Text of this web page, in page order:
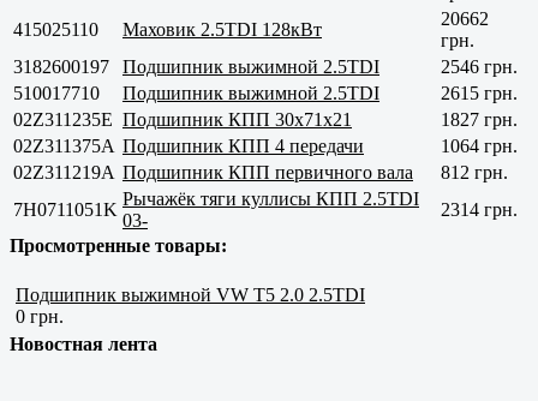
415025110
Маховик 2.5TDI 128кВт
20662
грн.
3182600197
Подшипник выжимной 2.5TDI
2546 грн.
510017710
Подшипник выжимной 2.5TDI
2615 грн.
02Z311235E Подшипник КПП 30x71x21
1827 грн.
02Z311375A Подшипник КПП 4 передачи
1064 грн.
02Z311219A Подшипник КПП первичного вала
812 грн.
7H0711051K
Рычажёк тяги куллисы КПП 2.5TDI
03-
2314 грн.
Просмотренные товары:
Подшипник выжимной VW T5 2.0 2.5TDI
0 грн.
Новостная лента